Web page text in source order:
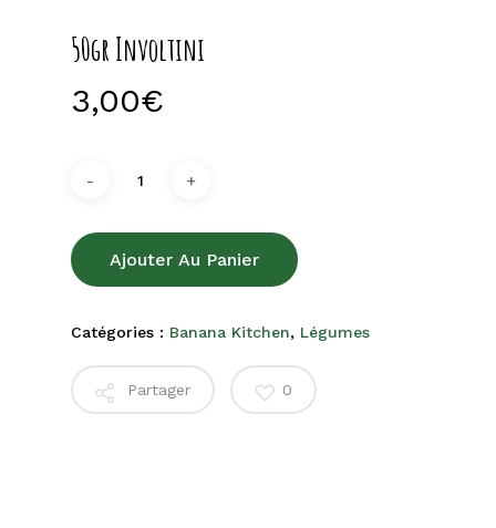
50gr Involtini
3,00€
Ajouter Au Panier
Catégories : Banana Kitchen, Légumes
Partager 0